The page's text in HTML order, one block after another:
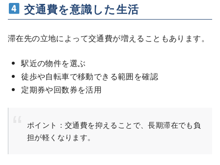
交通費を意識した生活
滞在先の立地によって交通費が増えることもあります。
駅近の物件を選ぶ
徒歩や自転車で移動できる範囲を確認
定期券や回数券を活用
ポイント：交通費を抑えることで、長期滞在でも負
担が軽くなります。